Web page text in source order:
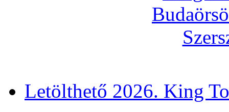
Letölthető 2026. King